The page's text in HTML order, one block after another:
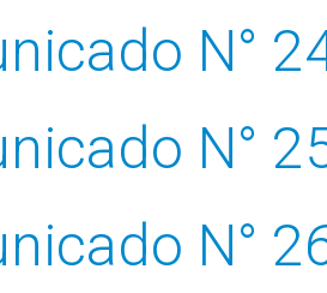
N°
N°
N°